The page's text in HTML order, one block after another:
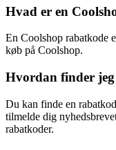
Hvad er en
En Coolshop rabatkode
køb på Coolshop.
Hvordan finder
Du kan finde en
tilmelde dig
rabatkoder.